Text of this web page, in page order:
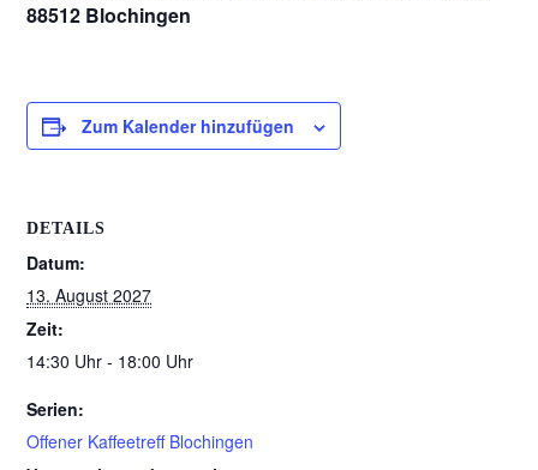
88512 Blochingen
Zum Kalender hinzufügen
DETAILS
Datum:
13. August 2027
Zeit:
14:30 Uhr - 18:00 Uhr
Serien:
Offener Kaffeetreff Blochingen